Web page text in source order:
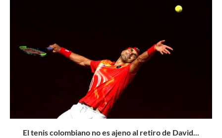
Circuito Challenger: los campeones de la semana del 9